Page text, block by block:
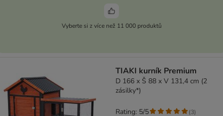
Vyberte si z více než 11 000 produktů
TIAKI kurník Premium
D 166 x Š 88 x V 131,4 cm (2
zásilky*)
Rating: 5/5 (3)